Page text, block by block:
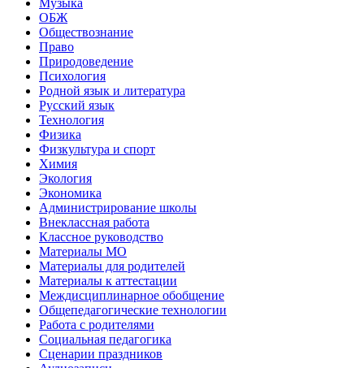
ОБЖ
Обществознание
Право
Природоведение
Психология
Родной язык и литература
Русский язык
Технология
Физика
Физкультура и спорт
Химия
Экология
Экономика
Администрирование школы
Внеклассная работа
Классное руководство
Материалы МО
Материалы для родителей
Материалы к аттестации
Междисциплинарное обобщение
Общепедагогические технологии
Работа с родителями
Социальная педагогика
Сценарии праздников